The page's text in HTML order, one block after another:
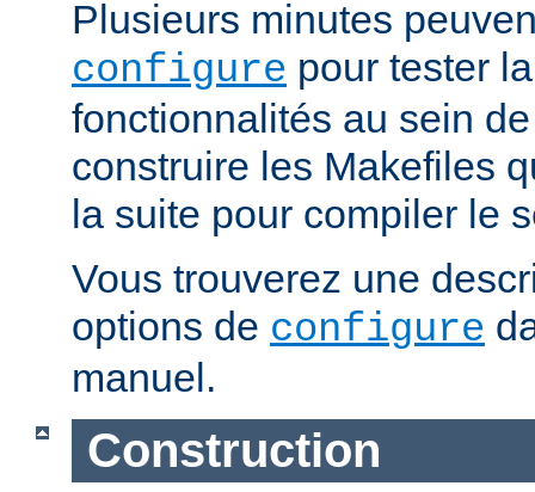
Plusieurs minutes
configure pour tester
fonctionnalités au sein
construire les Makefiles
la suite pour compiler le
Vous trouverez une
options de configure
manuel.
Construction